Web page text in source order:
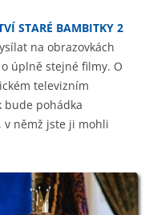
STARÉ BAMBITKY 2
na obrazovkách
úplně stejné filmy. O
televizním
bude pohádka
němž jste ji mohli